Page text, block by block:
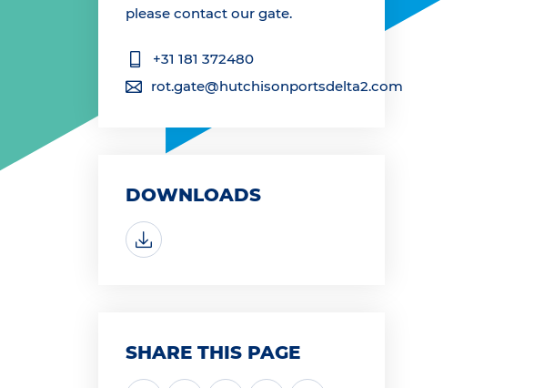
please contact our gate.
+31 181 372480
rot.gate@hutchisonportsdelta2.com
DOWNLOADS
SHARE THIS PAGE